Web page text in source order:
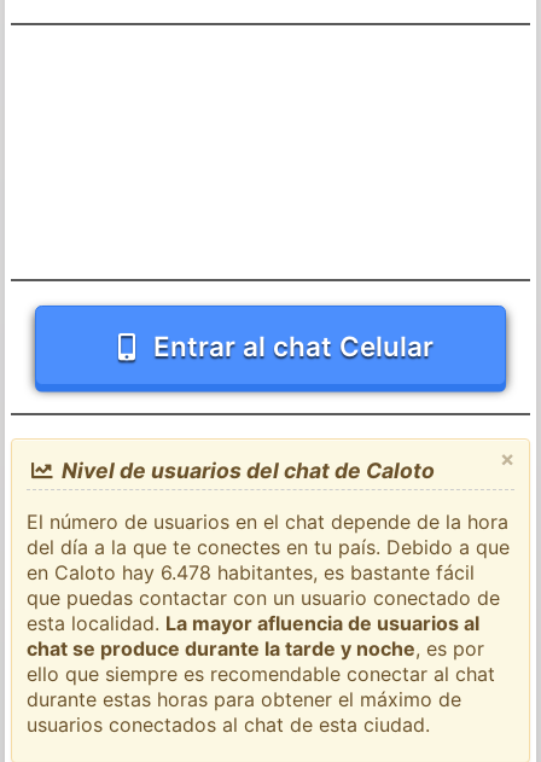
Entrar al chat Celular
×
Nivel de usuarios del chat de Caloto
El número de usuarios en el chat depende de la hora
del día a la que te conectes en tu país. Debido a que
en Caloto hay 6.478 habitantes, es bastante fácil
que puedas contactar con un usuario conectado de
esta localidad. La mayor afluencia de usuarios al
chat se produce durante la tarde y noche, es por
ello que siempre es recomendable conectar al chat
durante estas horas para obtener el máximo de
usuarios conectados al chat de esta ciudad.